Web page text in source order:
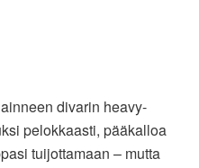
divarin heavy-
pelokkaasti, pääkalloa
tuijottamaan – mutta